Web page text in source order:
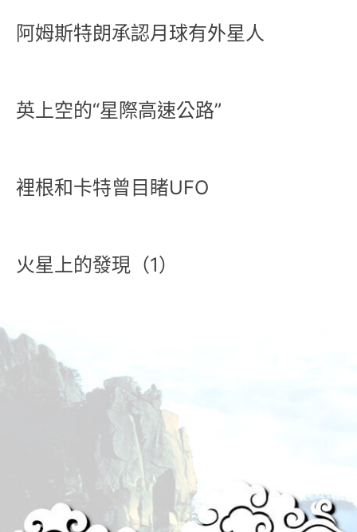
阿姆斯特朗承認月球有外星人
英上空的“星際高速公路”
裡根和卡特曾目睹UFO
火星上的發現（1）